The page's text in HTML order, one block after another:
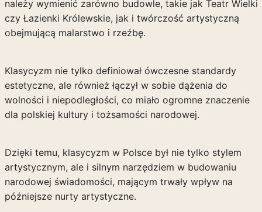
należy wymienić zarówno budowle, takie jak Teatr Wielki
czy Łazienki Królewskie, jak i twórczość artystyczną
obejmującą malarstwo i rzeźbę.
Klasycyzm nie tylko definiował ówczesne standardy
estetyczne, ale również łączył w sobie dążenia do
wolności i niepodległości, co miało ogromne znaczenie
dla polskiej kultury i tożsamości narodowej.
Dzięki temu, klasycyzm w Polsce był nie tylko stylem
artystycznym, ale i silnym narzędziem w budowaniu
narodowej świadomości, mającym trwały wpływ na
późniejsze nurty artystyczne.